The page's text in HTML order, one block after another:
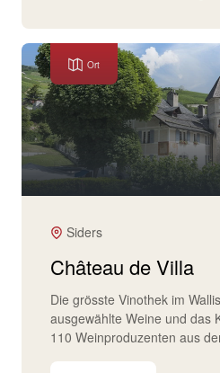
Ort
Siders
Château de Villa
Die grösste Vinothek im
ausgewählte Weine und das
110 Weinproduzenten aus